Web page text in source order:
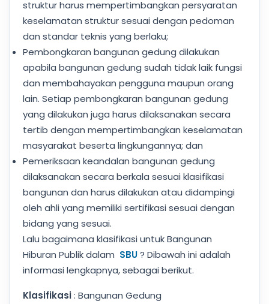
struktur harus mempertimbangkan persyaratan
keselamatan struktur sesuai dengan pedoman
dan standar teknis yang berlaku;
Pembongkaran bangunan gedung dilakukan
apabila bangunan gedung sudah tidak laik fungsi
dan membahayakan pengguna maupun orang
lain. Setiap pembongkaran bangunan gedung
yang dilakukan juga harus dilaksanakan secara
tertib dengan mempertimbangkan keselamatan
masyarakat beserta lingkungannya; dan
Pemeriksaan keandalan bangunan gedung
dilaksanakan secara berkala sesuai klasifikasi
bangunan dan harus dilakukan atau didampingi
oleh ahli yang memiliki sertifikasi sesuai dengan
bidang yang sesuai.
Lalu bagaimana klasifikasi untuk Bangunan
Hiburan Publik dalam SBU? Dibawah ini adalah
informasi lengkapnya, sebagai berikut.
Klasifikasi: Bangunan Gedung